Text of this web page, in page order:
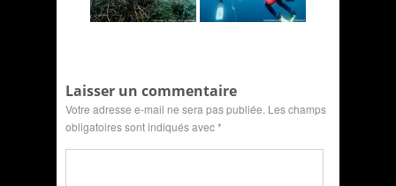
Laisser un commentaire
Votre adresse e-mail ne sera pas publiée. Les champs
obligatoires sont indiqués avec*